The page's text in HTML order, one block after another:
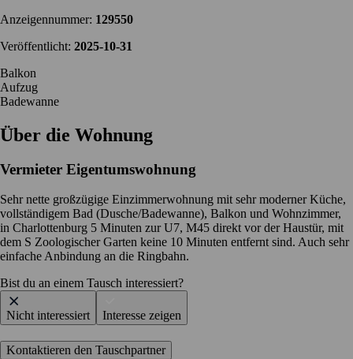
Anzeigennummer: 129550
Veröffentlicht: 2025-10-31
Balkon
Aufzug
Badewanne
Über die Wohnung
Vermieter Eigentumswohnung
Sehr nette großzügige Einzimmerwohnung mit sehr moderner Küche,
vollständigem Bad (Dusche/Badewanne), Balkon und Wohnzimmer,
in Charlottenburg 5 Minuten zur U7, M45 direkt vor der Haustür, mit
dem S Zoologischer Garten keine 10 Minuten entfernt sind. Auch sehr
einfache Anbindung an die Ringbahn.
Bist du an einem Tausch interessiert?
Nicht interessiert Interesse zeigen
Kontaktieren den Tauschpartner